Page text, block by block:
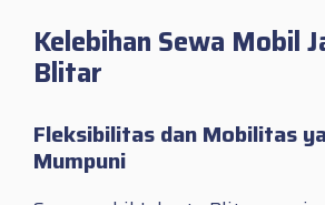
Kelebihan Sewa Mobil
Blitar
Fleksibilitas dan Mobilitas
Mumpuni